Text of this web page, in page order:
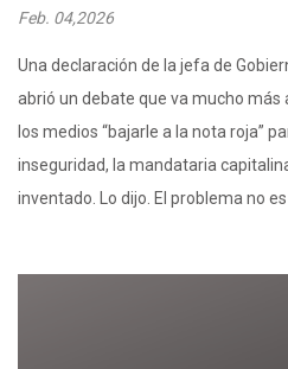
Feb. 04,2026
Una declaración de la jefa de
abrió un debate que va mucho más
los medios “bajarle a la nota roja”
inseguridad, la mandataria
inventado. Lo dijo. El problema no es